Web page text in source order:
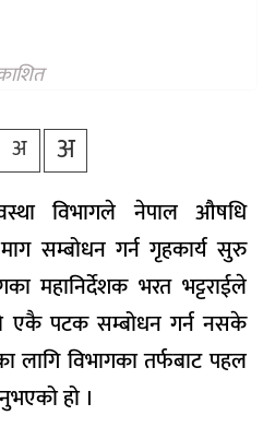
अ अ
विभागले नेपाल औषधि
सम्बोधन गर्न गृहकार्य सुरु
महानिर्देशक भरत भट्टराईले
एकै पटक सम्बोधन गर्न नसके
लागि विभागका तर्फबाट पहल
हो ।